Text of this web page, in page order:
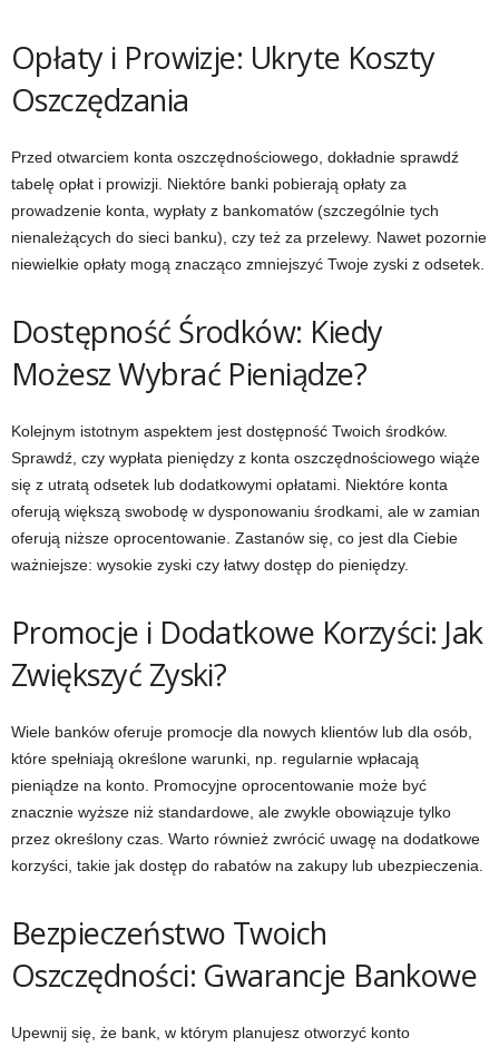
Opłaty i Prowizje: Ukryte Koszty
Oszczędzania
Przed otwarciem konta oszczędnościowego, dokładnie sprawdź
tabelę opłat i prowizji. Niektóre banki pobierają opłaty za
prowadzenie konta, wypłaty z bankomatów (szczególnie tych
nienależących do sieci banku), czy też za przelewy. Nawet pozornie
niewielkie opłaty mogą znacząco zmniejszyć Twoje zyski z odsetek.
Dostępność Środków: Kiedy
Możesz Wybrać Pieniądze?
Kolejnym istotnym aspektem jest dostępność Twoich środków.
Sprawdź, czy wypłata pieniędzy z konta oszczędnościowego wiąże
się z utratą odsetek lub dodatkowymi opłatami. Niektóre konta
oferują większą swobodę w dysponowaniu środkami, ale w zamian
oferują niższe oprocentowanie. Zastanów się, co jest dla Ciebie
ważniejsze: wysokie zyski czy łatwy dostęp do pieniędzy.
Promocje i Dodatkowe Korzyści: Jak
Zwiększyć Zyski?
Wiele banków oferuje promocje dla nowych klientów lub dla osób,
które spełniają określone warunki, np. regularnie wpłacają
pieniądze na konto. Promocyjne oprocentowanie może być
znacznie wyższe niż standardowe, ale zwykle obowiązuje tylko
przez określony czas. Warto również zwrócić uwagę na dodatkowe
korzyści, takie jak dostęp do rabatów na zakupy lub ubezpieczenia.
Bezpieczeństwo Twoich
Oszczędności: Gwarancje Bankowe
Upewnij się, że bank, w którym planujesz otworzyć konto